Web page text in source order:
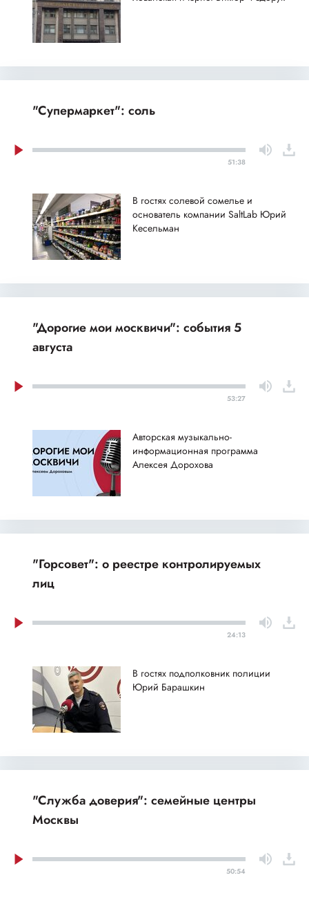
"Супермаркет": соль
51:38
В гостях солевой сомелье и
основатель компании SaltLab Юрий
Кесельман
"Дорогие мои москвичи": события 5
августа
53:27
Авторская музыкально-
информационная программа
Алексея Дорохова
"Горсовет": о реестре контролируемых
лиц
24:13
В гостях подполковник полиции
Юрий Барашкин
"Служба доверия": семейные центры
Москвы
50:54